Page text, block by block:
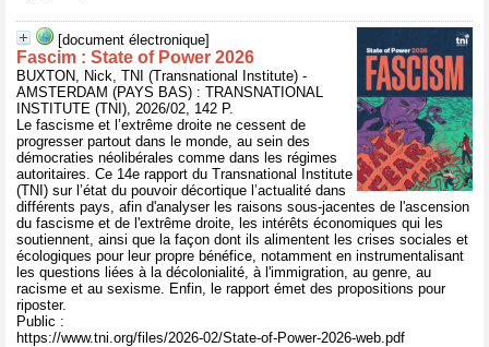
[document électronique]
Fascim : State of Power 2026
BUXTON, Nick, TNI (Transnational Institute) -
AMSTERDAM (PAYS BAS) : TRANSNATIONAL
INSTITUTE (TNI), 2026/02, 142 P.
Le fascisme et l’extrême droite ne cessent de
progresser partout dans le monde, au sein des
démocraties néolibérales comme dans les régimes
autoritaires. Ce 14e rapport du Transnational Institute
(TNI) sur l’état du pouvoir décortique l’actualité dans
différents pays, afin d'analyser les raisons sous-jacentes de l'ascension
du fascisme et de l'extrême droite, les intérêts économiques qui les
soutiennent, ainsi que la façon dont ils alimentent les crises sociales et
écologiques pour leur propre bénéfice, notamment en instrumentalisant
les questions liées à la décolonialité, à l'immigration, au genre, au
racisme et au sexisme. Enfin, le rapport émet des propositions pour
riposter.
Public :
https://www.tni.org/files/2026-02/State-of-Power-2026-web.pdf